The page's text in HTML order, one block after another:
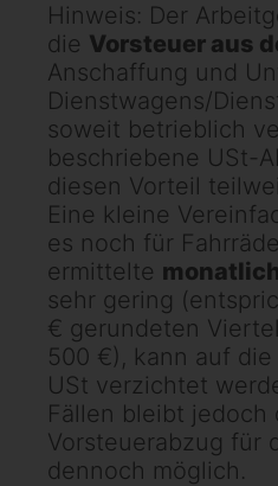
Hinweis: Der
die Vorsteuer aus
Anschaffung und
Dienstwagens/
soweit betrieblich
beschriebene USt-
diesen Vorteil
Eine kleine
es noch für
ermittelte
sehr gering
€ gerundeten
500 €), kann auf
USt verzichtet
Fällen bleibt jedoch
Vorsteuerabzug für
dennoch möglich.